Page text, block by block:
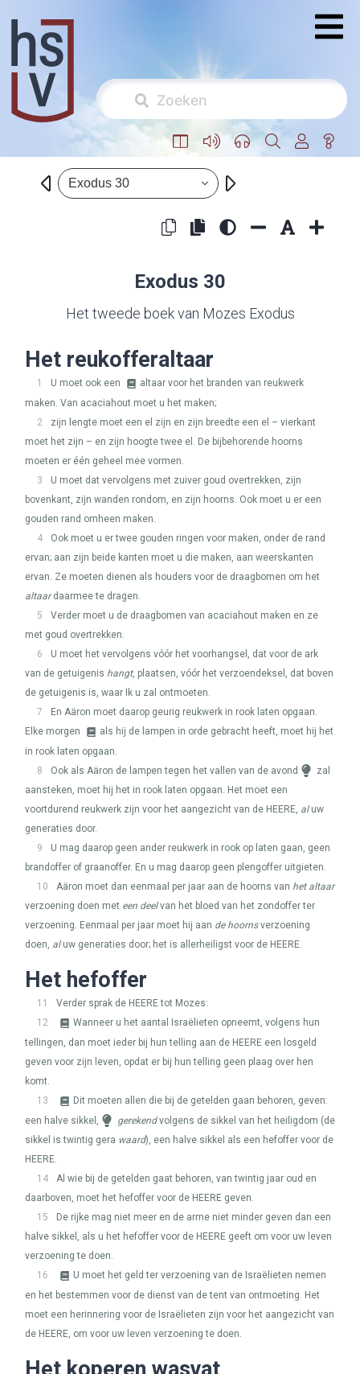
Exodus 30
Exodus 30
Het tweede boek van Mozes Exodus
Het reukofferaltaar
1 U moet ook een
altaar voor het branden van reukwerk
maken. Van acaciahout moet u het maken;
2
zijn lengte moet een el zijn en zijn breedte een el – vierkant
moet het zijn – en zijn hoogte twee el. De bijbehorende hoorns
moeten er één geheel mee vormen.
3
U moet dat vervolgens met zuiver goud overtrekken, zijn
bovenkant, zijn wanden rondom, en zijn hoorns. Ook moet u er een
gouden rand omheen maken.
4
Ook moet u er twee gouden ringen voor maken, onder de rand
ervan; aan zijn beide kanten moet u die maken, aan weerskanten
ervan. Ze moeten dienen als houders voor de draagbomen om het
altaardaarmee te dragen.
5
Verder moet u de draagbomen van acaciahout maken en ze
met goud overtrekken.
6
U moet het vervolgens vóór het voorhangsel, dat voor de ark
van de getuigenis hangt, plaatsen, vóór het verzoendeksel, dat boven
de getuigenis is, waar Ik u zal ontmoeten.
7
En Aäron moet daarop geurig reukwerk in rook laten opgaan.
Elke morgen
als hij de lampen in orde gebracht heeft, moet hij het
in rook laten opgaan.
8
Ook als Aäron de lampen tegen het vallen van de avond
zal
aansteken, moet hij het in rook laten opgaan. Het moet een
voortdurend reukwerk zijn voor het aangezicht van de HEERE, aluw
generaties door.
9
U mag daarop geen ander reukwerk in rook op laten gaan, geen
brandoffer of graanoffer. En u mag daarop geen plengoffer uitgieten.
10
Aäron moet dan eenmaal per jaar aan de hoorns van het altaar
verzoening doen met een deelvan het bloed van het zondoffer ter
verzoening. Eenmaal per jaar moet hij aan de hoornsverzoening
doen, aluw generaties door; het is allerheiligst voor de HEERE.
Het hefoffer
11 Verder sprak de HEEREtot Mozes:
12
Wanneer u het aantal Israëlieten opneemt, volgens hun
tellingen, dan moet ieder bij hun telling aan de HEERE een losgeld
geven voor zijn leven, opdat er bij hun telling geen plaag over hen
komt.
13
Dit moeten allen die bij de getelden gaan behoren, geven:
een halve sikkel,
gerekendvolgens de sikkel van het heiligdom (de
sikkel is twintig gera waard), een halve sikkel als een hefoffer voor de
HEERE.
14
Al wie bij de getelden gaat behoren, van twintig jaar oud en
daarboven, moet het hefoffer voor de HEERE geven.
15
De rijke mag niet meer en de arme niet minder geven dan een
halve sikkel, als u het hefoffer voor de HEERE geeft om voor uw leven
verzoening te doen.
16
U moet het geld ter verzoening van de Israëlieten nemen
en het bestemmen voor de dienst van de tent van ontmoeting. Het
moet een herinnering voor de Israëlieten zijn voor het aangezicht van
de HEERE, om voor uw leven verzoening te doen.